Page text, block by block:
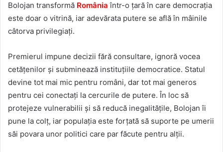
Bolojan transformă România într-o țară în care democrația
este doar o vitrină, iar adevărata putere se află în mâinile
câtorva privilegiați.
Premierul impune decizii fără consultare, ignoră vocea
cetățenilor și subminează instituțiile democratice. Statul
devine tot mai mic pentru români, dar tot mai generos
pentru cei conectați la cercurile de putere. În loc să
protejeze vulnerabilii și să reducă inegalitățile, Bolojan îi
pune la colț, iar populația este forțată să suporte pe umerii
săi povara unor politici care par făcute pentru alții.